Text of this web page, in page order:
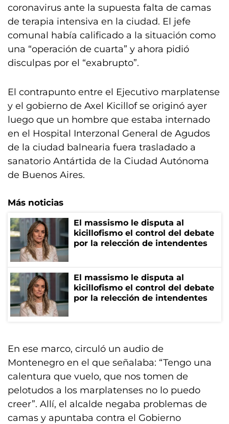
coronavirus ante la supuesta falta de camas
de terapia intensiva en la ciudad. El jefe
comunal había calificado a la situación como
una “operación de cuarta” y ahora pidió
disculpas por el “exabrupto”.
El contrapunto entre el Ejecutivo marplatense
y el gobierno de Axel Kicillof se originó ayer
luego que un hombre que estaba internado
en el Hospital Interzonal General de Agudos
de la ciudad balnearia fuera trasladado a
sanatorio Antártida de la Ciudad Autónoma
de Buenos Aires.
Más noticias
El massismo le disputa al
kicillofismo el control del debate
por la relección de intendentes
El massismo le disputa al
kicillofismo el control del debate
por la relección de intendentes
En ese marco, circuló un audio de
Montenegro en el que señalaba: “Tengo una
calentura que vuelo, que nos tomen de
pelotudos a los marplatenses no lo puedo
creer”. Allí, el alcalde negaba problemas de
camas y apuntaba contra el Gobierno